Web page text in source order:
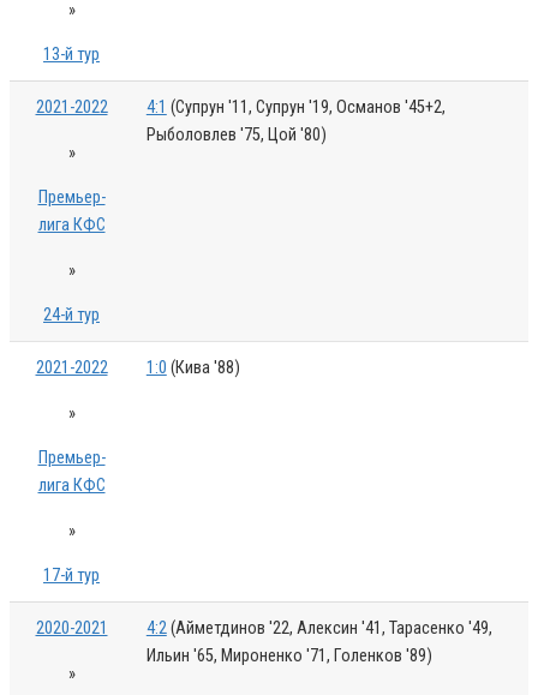
»
13-й тур
2021-2022
»
Премьер-
лига КФС
»
24-й тур
4:1 (Супрун '11, Супрун '19, Османов '45+2,
Рыболовлев '75, Цой '80)
2021-2022
»
Премьер-
лига КФС
»
17-й тур
1:0 (Кива '88)
2020-2021
»
4:2(Айметдинов '22, Алексин '41, Тарасенко '49,
Ильин '65, Мироненко '71, Голенков '89)